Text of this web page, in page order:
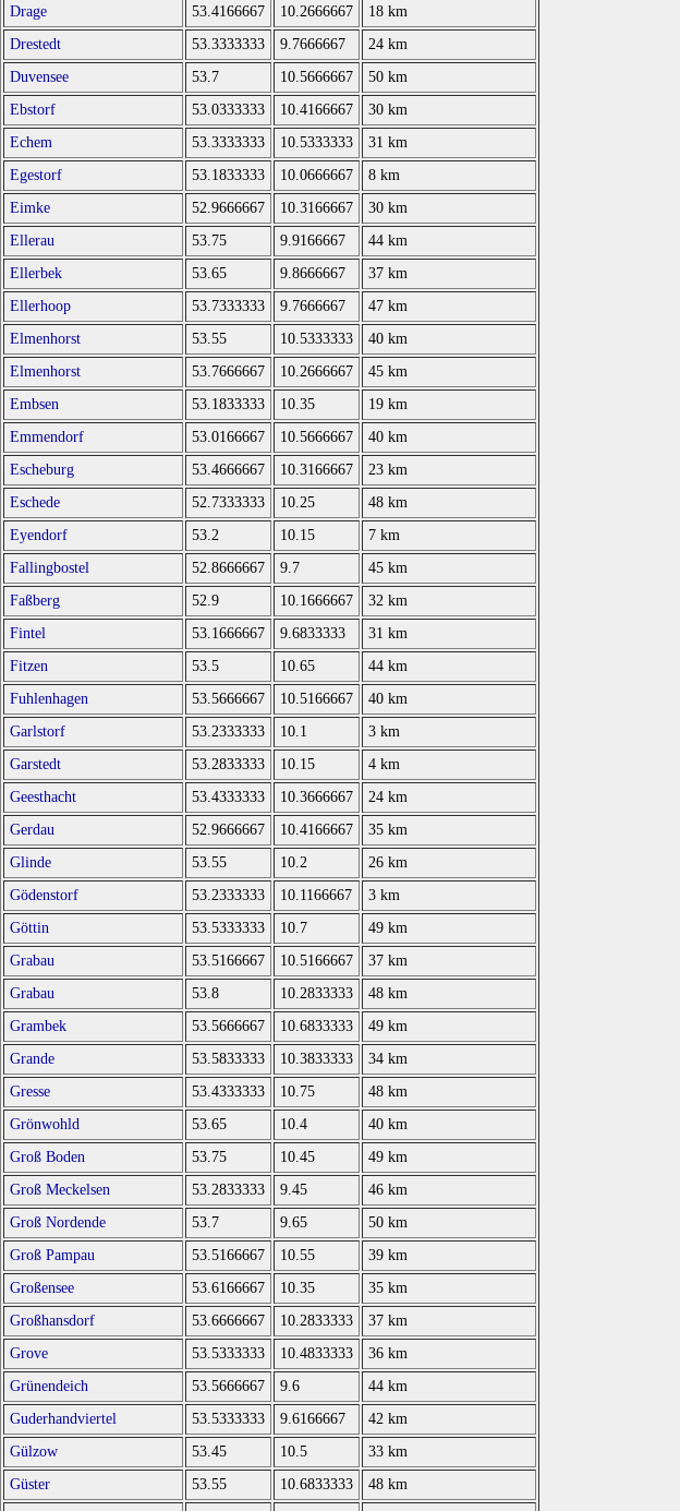
Drage
53.4166667 10.2666667
18 km
Drestedt
53.3333333 9.7666667
24 km
Duvensee
53.7 10.5666667
50 km
Ebstorf
53.0333333 10.4166667
30 km
Echem
53.3333333 10.5333333
31 km
Egestorf
53.1833333 10.0666667
8 km
Eimke
52.9666667 10.3166667
30 km
Ellerau
53.75 9.9166667
44 km
Ellerbek
53.65 9.8666667
37 km
Ellerhoop
53.7333333 9.7666667
47 km
Elmenhorst
53.55 10.5333333
40 km
Elmenhorst
53.7666667 10.2666667
45 km
Embsen
53.1833333 10.35
19 km
Emmendorf
53.0166667 10.5666667
40 km
Escheburg
53.4666667 10.3166667
23 km
Eschede
52.7333333 10.25
48 km
Eyendorf
53.2 10.15
7 km
Fallingbostel
52.8666667 9.7
45 km
Faßberg
52.9 10.1666667
32 km
Fintel
53.1666667 9.6833333
31 km
Fitzen
53.5 10.65
44 km
Fuhlenhagen
53.5666667 10.5166667
40 km
Garlstorf
53.2333333 10.1
3 km
Garstedt
53.2833333 10.15
4 km
Geesthacht
53.4333333 10.3666667
24 km
Gerdau
52.9666667 10.4166667
35 km
Glinde
53.55 10.2
26 km
Gödenstorf
53.2333333 10.1166667
3 km
Göttin
53.5333333 10.7
49 km
Grabau
53.5166667 10.5166667
37 km
Grabau
53.8 10.2833333
48 km
Grambek
53.5666667 10.6833333
49 km
Grande
53.5833333 10.3833333
34 km
Gresse
53.4333333 10.75
48 km
Grönwohld
53.65 10.4
40 km
Groß Boden
53.75 10.45
49 km
Groß Meckelsen
53.2833333 9.45
46 km
Groß Nordende
53.7 9.65
50 km
Groß Pampau
53.5166667 10.55
39 km
Großensee
53.6166667 10.35
35 km
Großhansdorf
53.6666667 10.2833333
37 km
Grove
53.5333333 10.4833333
36 km
Grünendeich
53.5666667 9.6
44 km
Guderhandviertel
53.5333333 9.6166667
42 km
Gülzow
53.45 10.5
33 km
Güster
53.55 10.6833333
48 km